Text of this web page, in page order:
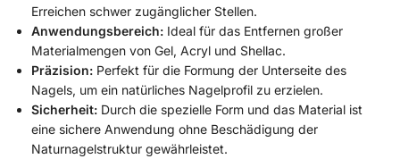
Erreichen schwer zugänglicher Stellen.
Anwendungsbereich: Ideal für das Entfernen großer
Materialmengen von Gel, Acryl und Shellac.
Präzision: Perfekt für die Formung der Unterseite des
Nagels, um ein natürliches Nagelprofil zu erzielen.
Sicherheit: Durch die spezielle Form und das Material ist
eine sichere Anwendung ohne Beschädigung der
Naturnagelstruktur gewährleistet.